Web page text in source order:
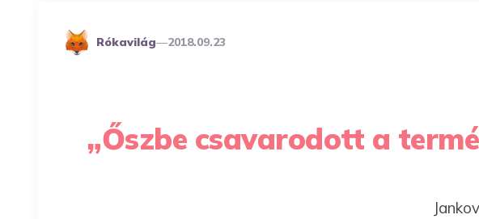
Posted
Rókavilág 2018.09.23
„Őszbe csavarodott a